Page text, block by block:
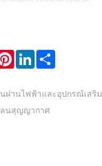
PinterestLinkedIn
ผ่านไฟฟ้าและอุปกรณ์เสริม
ลนสุญญากาศ